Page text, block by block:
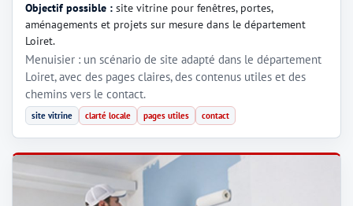
Objectif possible : site vitrine pour fenêtres, portes,
aménagements et projets sur mesure dans le département
Loiret.
Menuisier : un scénario de site adapté dans le département
Loiret, avec des pages claires, des contenus utiles et des
chemins vers le contact.
site vitrine clarté locale pages utiles contact